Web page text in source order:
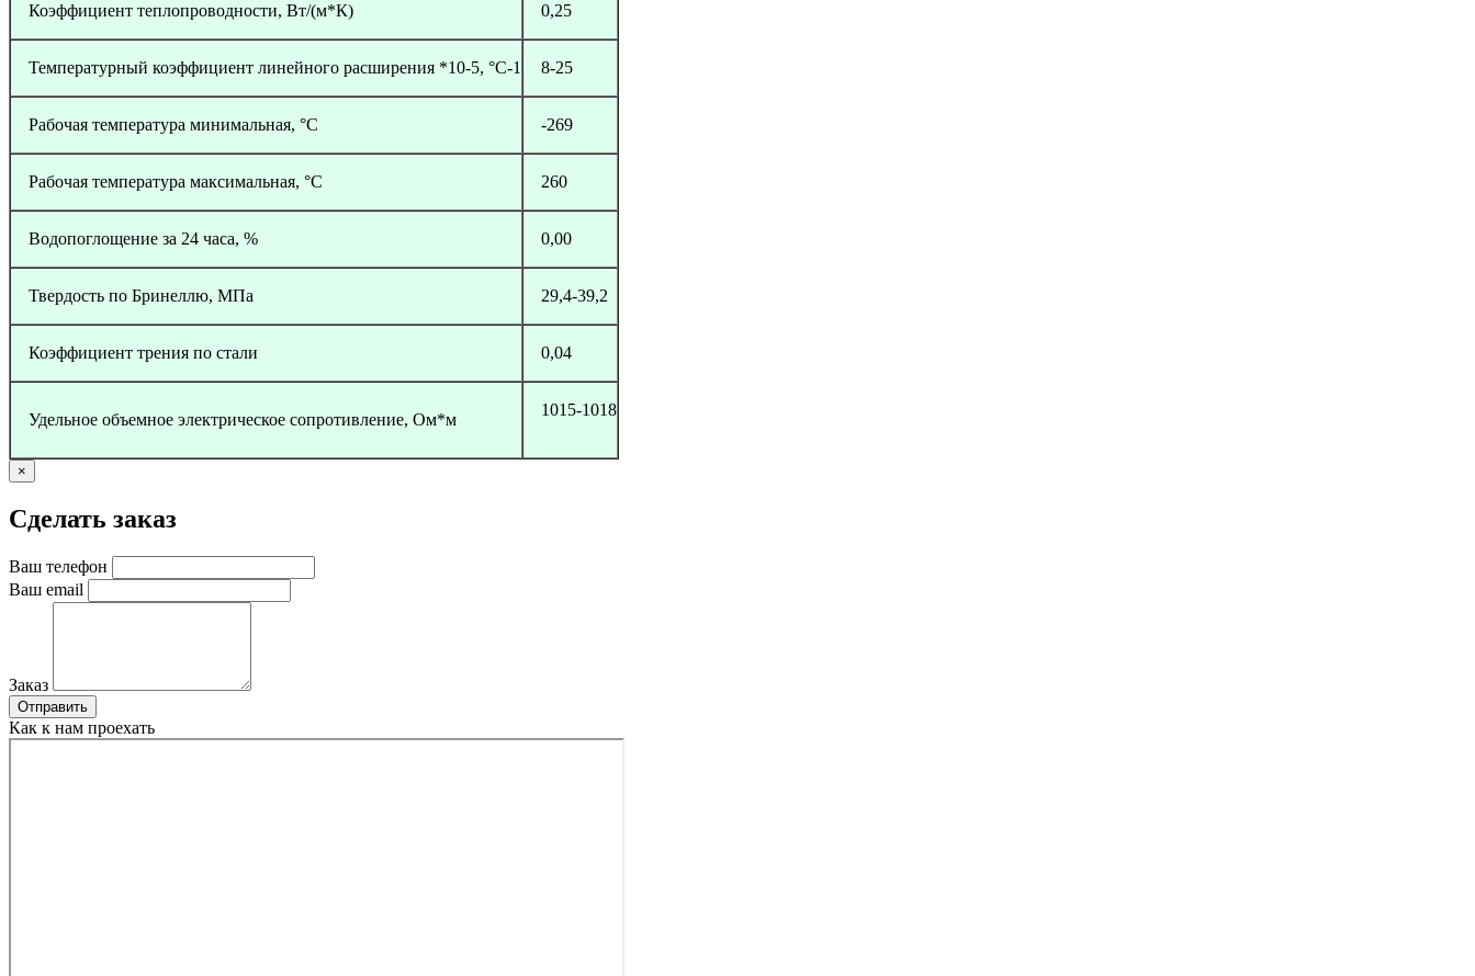
Коэффициент теплопроводности, Вт/(м*К) 0,25
Температурный коэффициент линейного расширения *10-5, °С-1 8-25
Рабочая температура минимальная, °С -269
Рабочая температура максимальная, °С 260
Водопоглощение за 24 часа, % 0,00
Твердость по Бринеллю, МПа 29,4-39,2
Коэффициент трения по стали 0,04
Удельное объемное электрическое сопротивление, Ом*м
1015-1018
×
Сделать заказ
Ваш телефон
Ваш email
Заказ
Отправить
Как к нам проехать